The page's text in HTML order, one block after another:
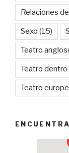
Relaciones
Sexo (15)
Teatro
Teatro
Teatro